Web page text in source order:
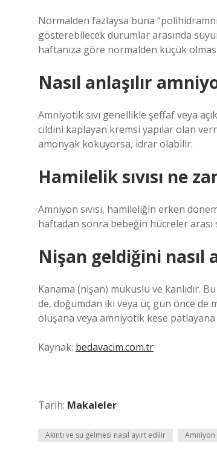
Normalden fazlaysa buna
gösterebilecek durumlar arasında
haftanıza göre normalden küçük
Nasıl anlaşılır
Amniyotik sıvı genellikle şeffaf veya
cildini kaplayan kremsi yapılar olan
amonyak kokuyorsa, idrar olabilir.
Hamilelik sıvısı ne
Amniyon sıvısı, hamileliğin erken
haftadan sonra bebeğin hücreler arası
Nişan geldiğini nasıl
Kanama (nişan) mukuslu ve kanlıdır.
de, doğumdan iki veya üç gün önce de
oluşana veya amniyotik kese
Kaynak: bedavacim.com.tr
Tarih: Makaleler
Akıntı ve su gelmesi nasıl ayırt edilir Amniyon